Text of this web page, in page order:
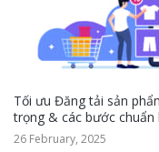
Tối ưu Đăng tải sản
trọng & các bước chuẩn
26 February, 2025